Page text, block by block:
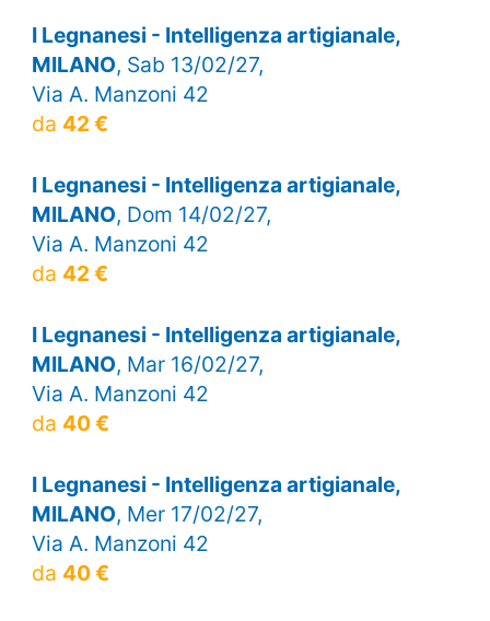
I Legnanesi - Intelligenza artigianale,
MILANO, Sab 13/02/27,
Via A. Manzoni 42
da 42 €
I Legnanesi - Intelligenza artigianale,
MILANO, Dom 14/02/27,
Via A. Manzoni 42
da 42 €
I Legnanesi - Intelligenza artigianale,
MILANO, Mar 16/02/27,
Via A. Manzoni 42
da 40 €
I Legnanesi - Intelligenza artigianale,
MILANO, Mer 17/02/27,
Via A. Manzoni 42
da 40 €